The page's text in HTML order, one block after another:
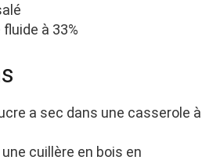
à 33%
a sec dans une casserole à
cuillère en bois en